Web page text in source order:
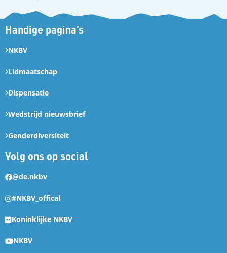
Handige pagina’s
NKBV
Lidmaatschap
Dispensatie
Wedstrijd nieuwsbrief
Genderdiversiteit
Volg ons op social
@de.nkbv
#NKBV_offical
Koninklijke NKBV
NKBV